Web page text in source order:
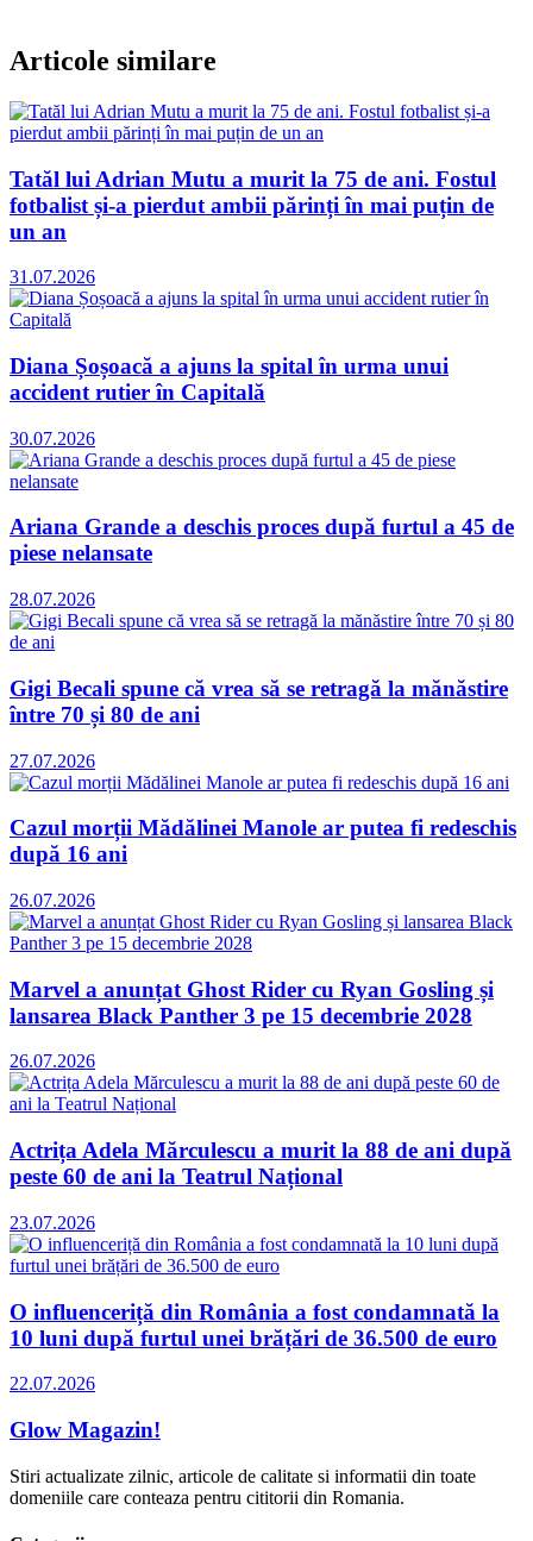
Articole similare
Tatăl lui Adrian Mutu a murit la 75 de ani. Fostul
fotbalist și-a pierdut ambii părinți în mai puțin de
un an
31.07.2026
Diana Șoșoacă a ajuns la spital în urma unui
accident rutier în Capitală
30.07.2026
Ariana Grande a deschis proces după furtul a 45 de
piese nelansate
28.07.2026
Gigi Becali spune că vrea să se retragă la mănăstire
între 70 și 80 de ani
27.07.2026
Cazul morții Mădălinei Manole ar putea fi redeschis
după 16 ani
26.07.2026
Marvel a anunțat Ghost Rider cu Ryan Gosling și
lansarea Black Panther 3 pe 15 decembrie 2028
26.07.2026
Actrița Adela Mărculescu a murit la 88 de ani după
peste 60 de ani la Teatrul Național
23.07.2026
O influenceriță din România a fost condamnată la
10 luni după furtul unei brățări de 36.500 de euro
22.07.2026
Glow Magazin!
Stiri actualizate zilnic, articole de calitate si informatii din toate
domeniile care conteaza pentru cititorii din Romania.